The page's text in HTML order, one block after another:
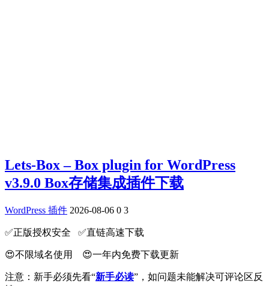
Lets-Box – Box plugin for WordPress
v3.9.0 Box存储集成插件下载
WordPress 插件 2026-08-06 0 3
✅️正版授权安全 ✅️直链高速下载
😍不限域名使用 😍一年内免费下载更新
注意：新手必须先看“新手必读”，如问题未能解决可评论区反